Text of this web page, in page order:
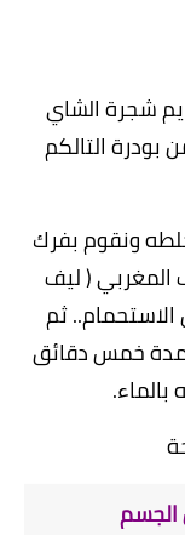
شجرة الشاي
التالكم
ونقوم بفرك
المغربي ( ليف
ثم
خمس دقائق
الجسم